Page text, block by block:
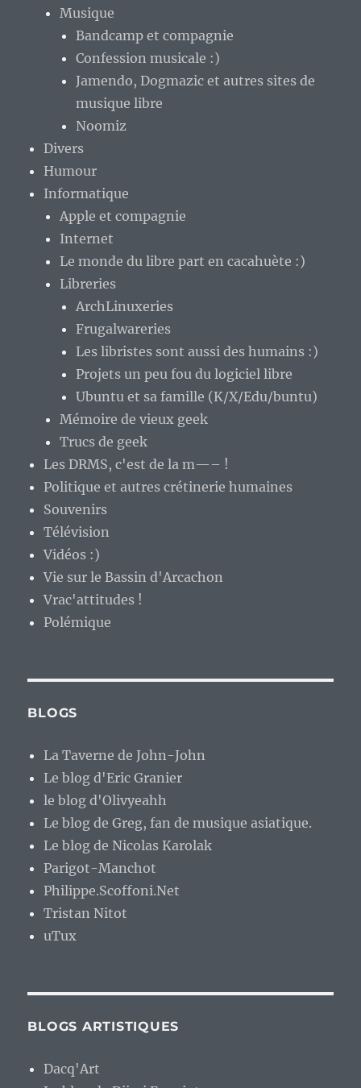
Musique
Bandcamp et compagnie
Confession musicale :)
Jamendo, Dogmazic et autres sites de
musique libre
Noomiz
Divers
Humour
Informatique
Apple et compagnie
Internet
Le monde du libre part en cacahuète :)
Libreries
ArchLinuxeries
Frugalwareries
Les libristes sont aussi des humains :)
Projets un peu fou du logiciel libre
Ubuntu et sa famille (K/X/Edu/buntu)
Mémoire de vieux geek
Trucs de geek
Les DRMS, c'est de la m—– !
Politique et autres crétinerie humaines
Souvenirs
Télévision
Vidéos :)
Vie sur le Bassin d'Arcachon
Vrac'attitudes !
Polémique
BLOGS
La Taverne de John-John
Le blog d'Eric Granier
le blog d'Olivyeahh
Le blog de Greg, fan de musique asiatique.
Le blog de Nicolas Karolak
Parigot-Manchot
Philippe.Scoffoni.Net
Tristan Nitot
uTux
BLOGS ARTISTIQUES
Dacq'Art